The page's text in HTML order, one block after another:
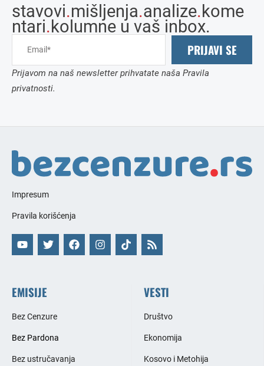
stavovi.mišljenja.analize.kome
ntari.kolumne u vaš inbox.
PRIJAVI SE
Prijavom na naš newsletter prihvatate naša Pravila
privatnosti.
Impresum
Pravila korišćenja
EMISIJE
Bez Cenzure
Bez Pardona
Bez ustručavanja
VESTI
Društvo
Ekonomija
Kosovo i Metohija